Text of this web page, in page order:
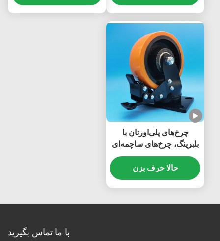
پیچ و خم چرخ های متحرک
Steel Brake Singel 8
چرخ‌های پلی‌اورتان با
بلبرینگ، چرخ‌های ساچمه‌ای
فوق سنگین، چرخ فولادی،
اینچی، چرخ‌های متحرک
حالا حرف بزن
با ما تماس بگیرید